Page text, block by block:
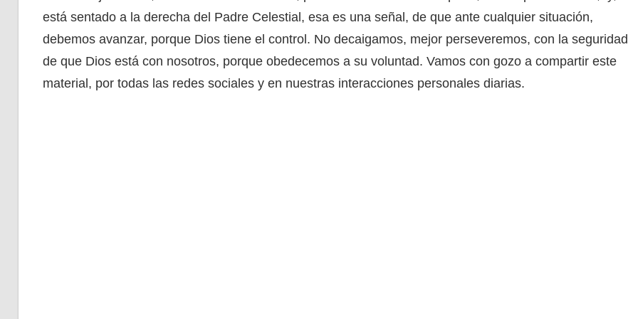
está sentado a la derecha del Padre Celestial, esa es una señal, de que ante cualquier situación,
debemos avanzar, porque Dios tiene el control. No decaigamos, mejor perseveremos, con la seguridad
de que Dios está con nosotros, porque obedecemos a su voluntad. Vamos con gozo a compartir este
material, por todas las redes sociales y en nuestras interacciones personales diarias.